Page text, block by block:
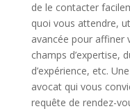
de le contacter
quoi vous attendre,
avancée pour affiner
champs d’expertise,
d’expérience, etc.
avocat qui vous
requête de rendez-